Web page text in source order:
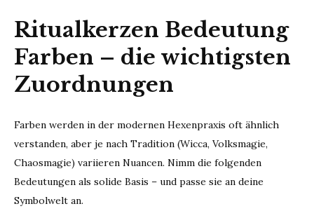
Ritualkerzen Bedeutung
Farben – die wichtigsten
Zuordnungen
Farben werden in der modernen Hexenpraxis oft ähnlich
verstanden, aber je nach Tradition (Wicca, Volksmagie,
Chaosmagie) variieren Nuancen. Nimm die folgenden
Bedeutungen als solide Basis – und passe sie an deine
Symbolwelt an.